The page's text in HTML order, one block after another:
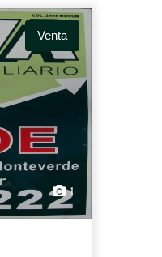
Venta
1